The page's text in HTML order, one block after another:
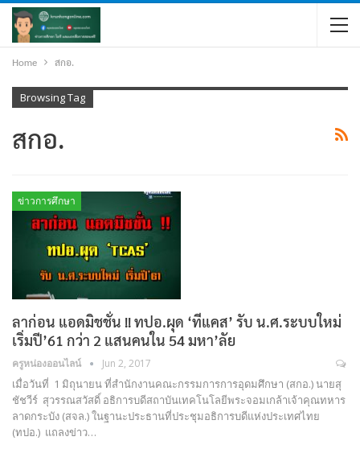
Home สกอ.
Browsing Tag
สกอ.
ข่าวการศึกษา
ลาก่อน แอดมิชชั่น !! ทปอ.ผุด ‘ทีแคส’ รับ น.ศ.ระบบใหม่
เริ่มปี’61 กว่า 2 แสนคนใน 54 มหา’ลัย
ครูหน่องออนไลน์ Jun 2, 2017
เมื่อวันที่ 1 มิถุนายน ที่สำนักงานคณะกรรมการการอุดมศึกษา (สกอ.) นายสุ
ชัชวีร์ สุวรรณสวัสดิ์ อธิการบดีสถาบันเทคโนโลยีพระจอมเกล้าเจ้าคุณทหาร
ลาดกระบัง (สจล.) ในฐานะประธานที่ประชุมอธิการบดีแห่งประเทศไทย
(ทปอ.) แถลงข่าว…